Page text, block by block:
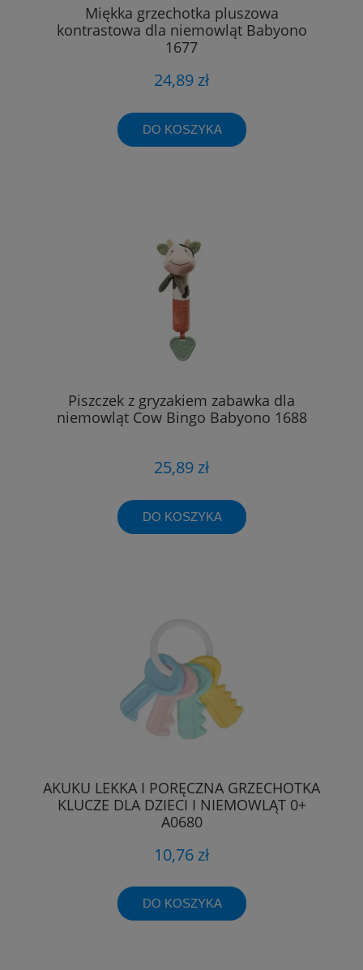
Miękka grzechotka pluszowa
kontrastowa dla niemowląt Babyono
1677
24,89 zł
DO KOSZYKA
Piszczek z gryzakiem zabawka dla
niemowląt Cow Bingo Babyono 1688
25,89 zł
DO KOSZYKA
AKUKU LEKKA I PORĘCZNA GRZECHOTKA
KLUCZE DLA DZIECI I NIEMOWLĄT 0+
A0680
10,76 zł
DO KOSZYKA